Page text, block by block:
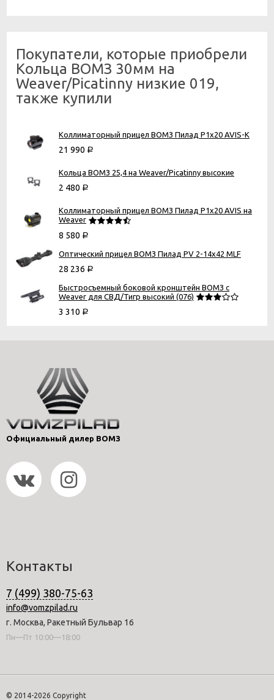
Покупатели, которые приобрели
Кольца ВОМЗ 30мм на
Weaver/Picatinny низкие 019,
также купили
Коллиматорный прицел ВОМЗ Пилад P1х20 AVIS-K
21 990 Р
Кольца ВОМЗ 25,4 на Weaver/Picatinny высокие
2 480 Р
Коллиматорный прицел ВОМЗ Пилад P1х20 AVIS на
Weaver
8 580 Р
Оптический прицел ВОМЗ Пилад PV 2-14x42 MLF
28 236 Р
Быстросъемный боковой кронштейн ВОМЗ с
Weaver для СВД/Тигр высокий (076)
3 310 Р
Официальный дилер ВОМЗ
Контакты
7 (499) 380-75-63
info@vomzpilad.ru
г. Москва, Ракетный Бульвар 16
Пн—Пт 10:00—18:00
© 2014-2026 Copyright